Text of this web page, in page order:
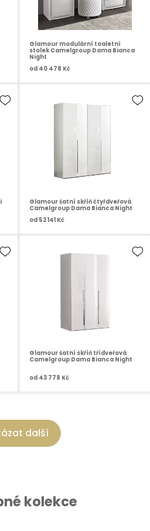
Glamour modulární toaletní
stolek Camelgroup Dama Bianca
Night
od 40 478 Kč
Glamour šatní skříň čtyřdveřová
Camelgroup Dama Bianca Night
od 52 141 Kč
Glamour šatní skříň třídveřová
Camelgroup Dama Bianca Night
od 43 778 Kč
další
kolekce